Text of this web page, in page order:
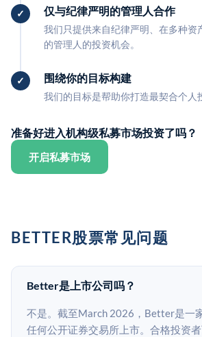
仅与纪律严明的管理人合作
我们只提供来自纪律严明、在多种资
的管理人的投资机会。
围绕你的目标构建
我们的目标是帮助你打造最契合个人
准备好进入机构级私募市场投资了吗？
开启私募市场
BETTER股票常见问题
Better是上市公司吗？
不是。截至March 2026，Better是一
任何公开证券交易所上市。合格投资